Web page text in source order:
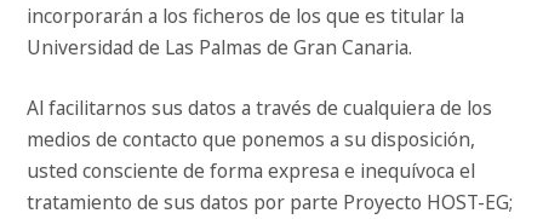
incorporarán a los ficheros de los que es titular la
Universidad de Las Palmas de Gran Canaria.
Al facilitarnos sus datos a través de cualquiera de los
medios de contacto que ponemos a su disposición,
usted consciente de forma expresa e inequívoca el
tratamiento de sus datos por parte Proyecto HOST-EG;